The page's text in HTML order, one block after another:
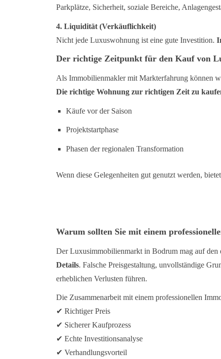
Parkplätze, Sicherheit, soziale Bereiche,
4. Liquidität (Verkäuflichkeit)
Nicht jede Luxuswohnung ist eine gute Investition.
Der richtige Zeitpunkt für den Kauf von
Als Immobilienmakler mit Markterfahrung können
Die richtige Wohnung zur richtigen Zeit zu
Käufe vor der Saison
Projektstartphase
Phasen der regionalen Transformation
Wenn diese Gelegenheiten gut genutzt werden,
Warum sollten Sie mit einem
Der Luxusimmobilienmarkt in Bodrum mag auf den
Details. Falsche Preisgestaltung, unvollständige
erheblichen Verlusten führen.
Die Zusammenarbeit mit einem professionellen
✔ Richtiger Preis
✔ Sicherer Kaufprozess
✔ Echte Investitionsanalyse
✔ Verhandlungsvorteil